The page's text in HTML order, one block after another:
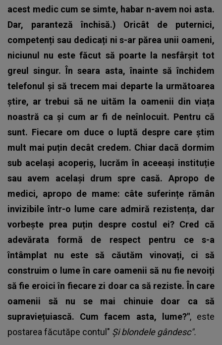
acest medic cum se simte, habar n-avem noi asta.
Dar, paranteză închisă.) Oricât de puternici,
competenți sau dedicați ni s-ar părea unii oameni,
niciunul nu este făcut să poarte la nesfârșit tot
greul singur. În seara asta, înainte să închidem
telefonul și să trecem mai departe la următoarea
știre, ar trebui să ne uităm la oamenii din viața
noastră ca și cum ar fi de neînlocuit. Pentru că
sunt. Fiecare om duce o luptă despre care știm
mult mai puțin decât credem. Chiar dacă dormim
sub același acoperiș, lucrăm în aceeași instituție
sau avem același drum spre casă. Apropo de
medici, apropo de mame: câte suferințe rămân
invizibile într-o lume care admiră rezistența, dar
vorbește prea puțin despre costul ei? Cred că
adevărata formă de respect pentru ce s-a
întâmplat nu este să căutăm vinovați, ci să
construim o lume în care oamenii să nu fie nevoiți
să fie eroici în fiecare zi doar ca să reziste. În care
oamenii să nu se mai chinuie doar ca să
supraviețuiască. Cum facem asta, lume?", este
postarea făcutăpe contul" Și blondele gândesc".